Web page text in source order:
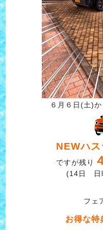
６月６日(土)
NEWハ
ですが残り
(14日 日
フェ
お得な特